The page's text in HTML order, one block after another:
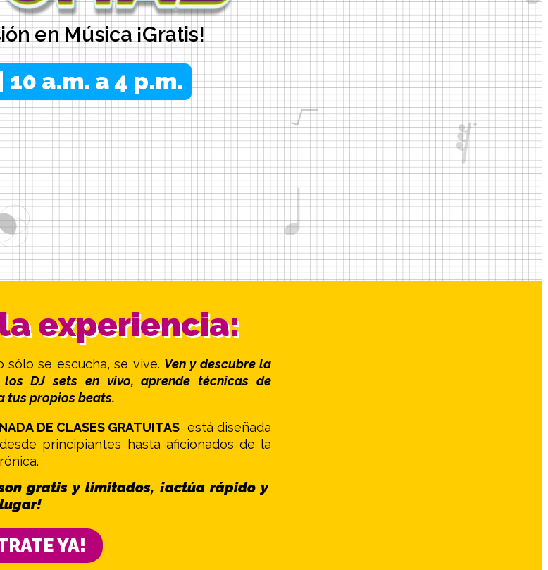
en Música ¡Gratis!
a.m. a 4 p.m.
experiencia:
sólo se escucha, se vive. Ven y descubre la
los DJ sets en vivo, aprende técnicas de
tus propios beats.
DE CLASES GRATUITAS está diseñada
principiantes hasta aficionados de la
gratis y limitados, ¡actúa rápido y
YA!